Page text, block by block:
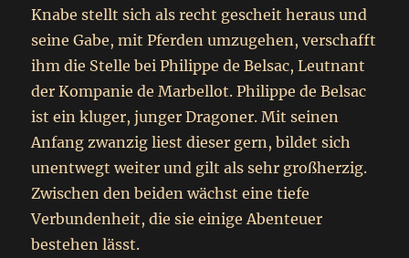
Knabe stellt sich als recht gescheit heraus und
seine Gabe, mit Pferden umzugehen, verschafft
ihm die Stelle bei Philippe de Belsac, Leutnant
der Kompanie de Marbellot. Philippe de Belsac
ist ein kluger, junger Dragoner. Mit seinen
Anfang zwanzig liest dieser gern, bildet sich
unentwegt weiter und gilt als sehr großherzig.
Zwischen den beiden wächst eine tiefe
Verbundenheit, die sie einige Abenteuer
bestehen lässt.